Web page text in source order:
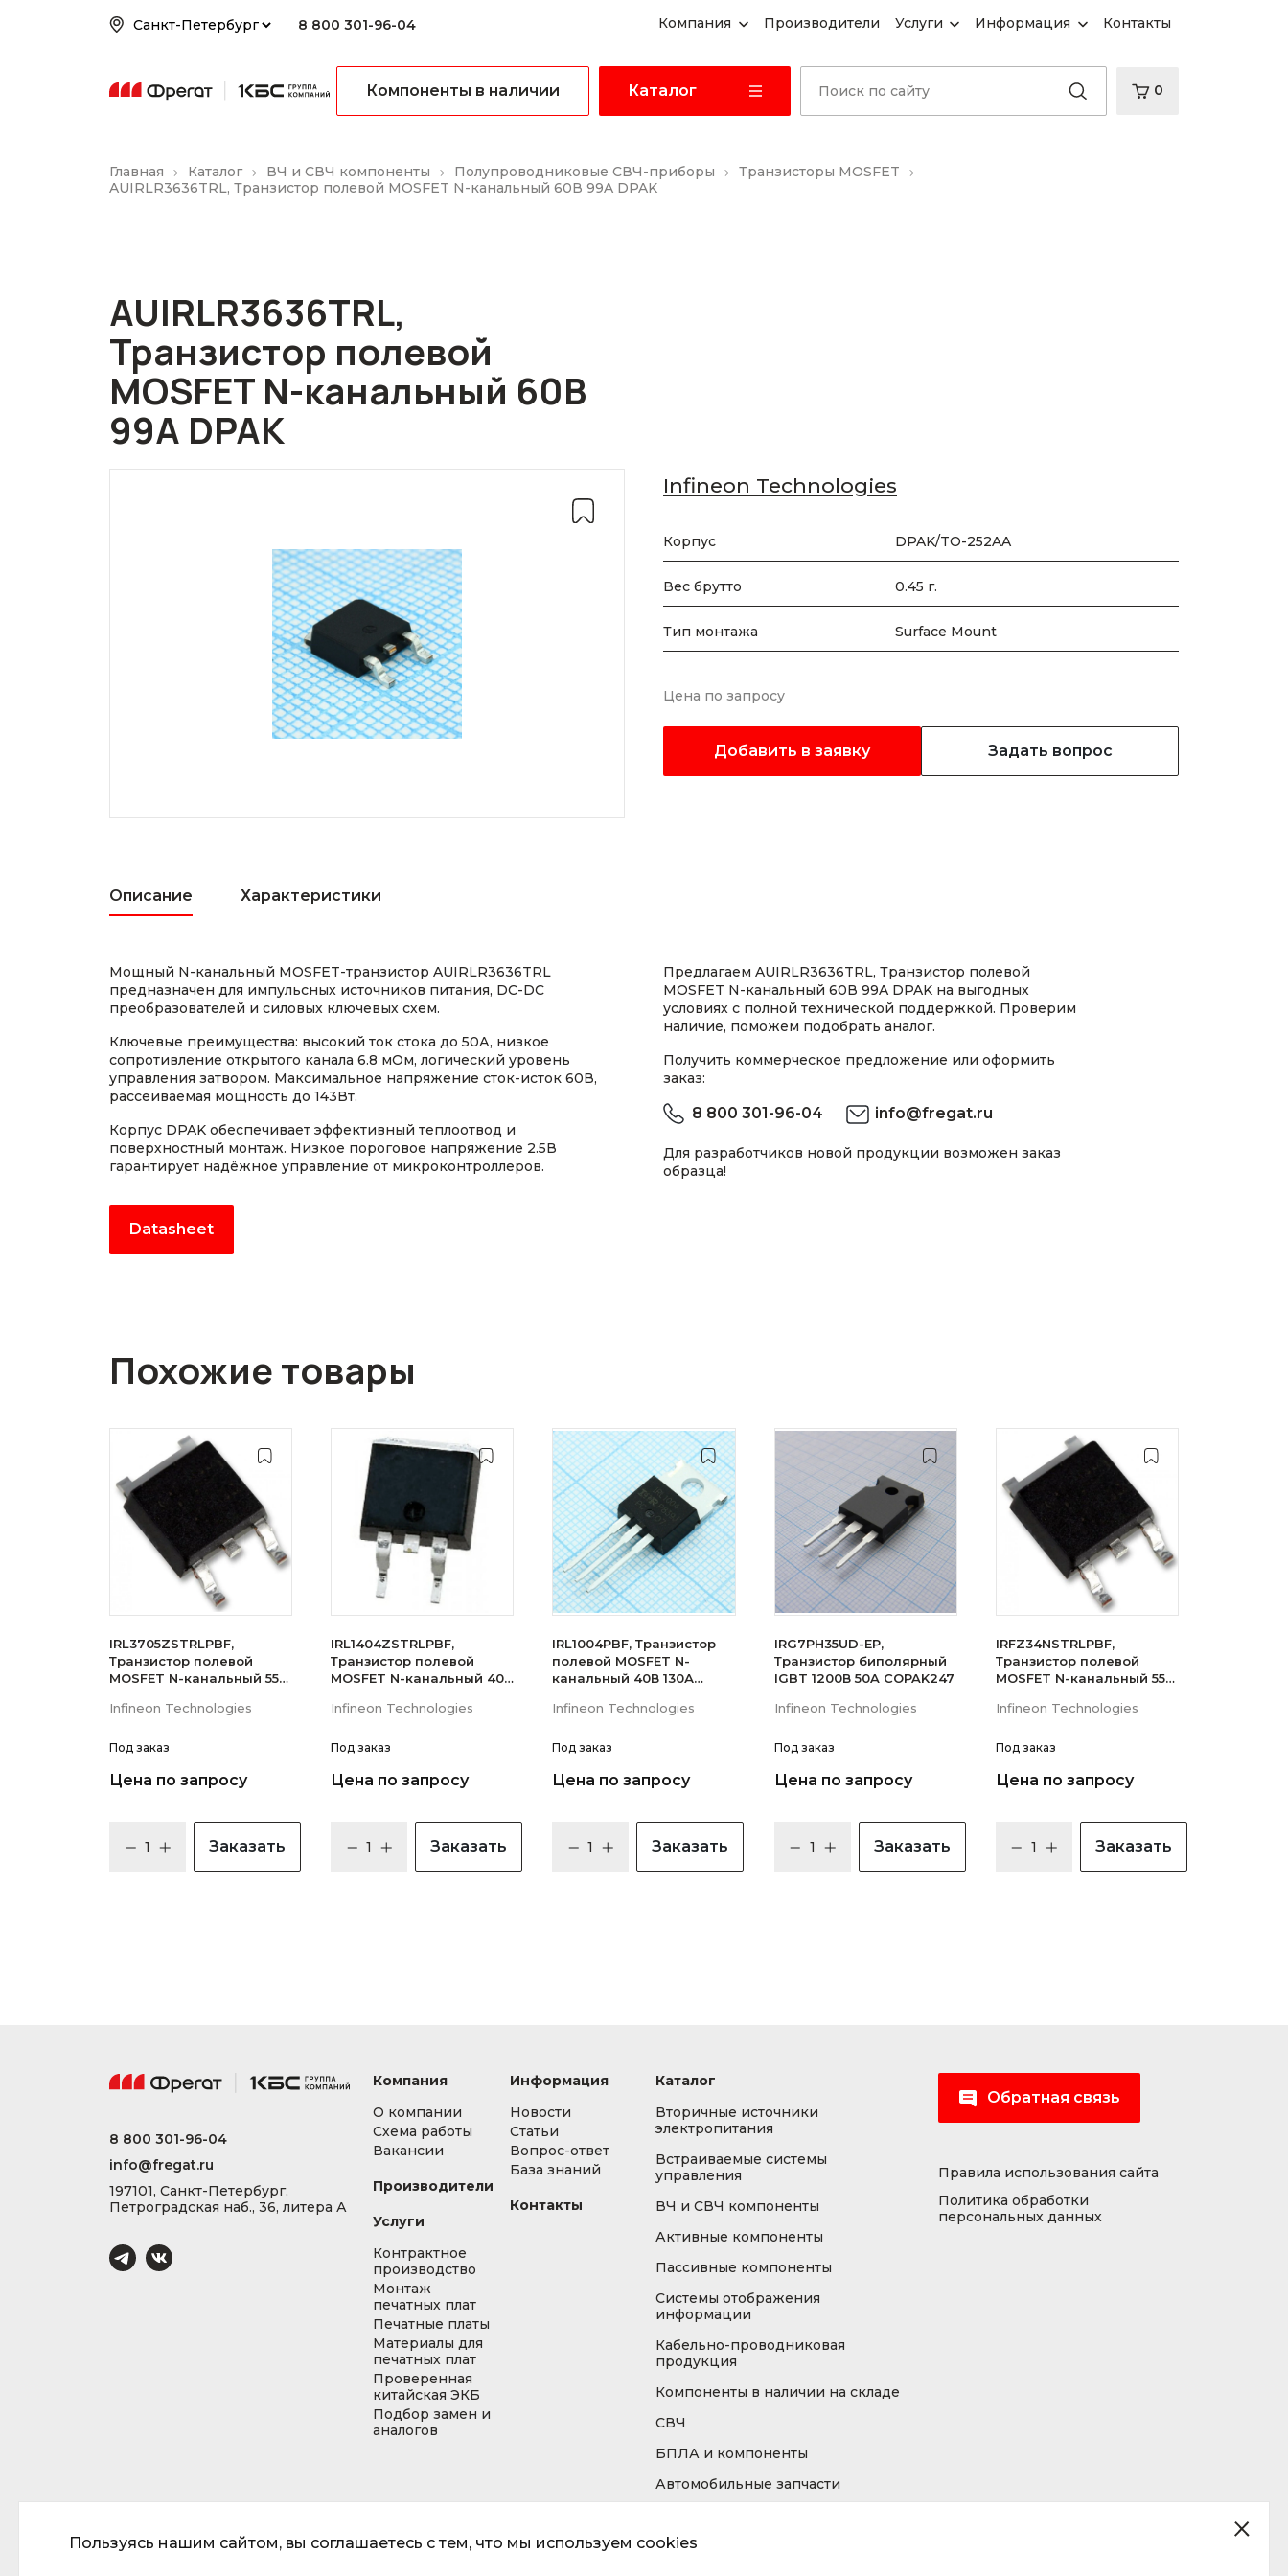
8 800 301-96-04 Компания Производители Услуги Информация Контакты
Компоненты в наличии Каталог 0
Главная Каталог ВЧ и СВЧ компоненты Полупроводниковые СВЧ-приборы
Транзисторы MOSFET
AUIRLR3636TRL, Транзистор полевой MOSFET N-канальный 60В 99A DPAK
AUIRLR3636TRL,
Транзистор полевой
MOSFET N-канальный 60В
99A DPAK
Infineon Technologies
Корпус DPAK/TO-252AA
Вес брутто 0.45 г.
Тип монтажа Surface Mount
Цена по запросу
Добавить в заявку Задать вопрос
Описание Характеристики
Мощный N-канальный MOSFET-транзистор AUIRLR3636TRL
предназначен для импульсных источников питания, DC-DC
преобразователей и силовых ключевых схем.
Ключевые преимущества: высокий ток стока до 50А, низкое
сопротивление открытого канала 6.8 мОм, логический уровень
управления затвором. Максимальное напряжение сток-исток 60В,
рассеиваемая мощность до 143Вт.
Корпус DPAK обеспечивает эффективный теплоотвод и
поверхностный монтаж. Низкое пороговое напряжение 2.5В
гарантирует надёжное управление от микроконтроллеров.
Datasheet
Предлагаем AUIRLR3636TRL, Транзистор полевой
MOSFET N-канальный 60В 99A DPAK на выгодных
условиях с полной технической поддержкой. Проверим
наличие, поможем подобрать аналог.
Получить коммерческое предложение или оформить
заказ:
8 800 301-96-04 info@fregat.ru
Для разработчиков новой продукции возможен заказ
образца!
Похожие товары
IRL3705ZSTRLPBF,
Транзистор полевой
MOSFET N-канальный 55В
Infineon Technologies
Под заказ
Цена по запросу
Заказать
IRL1404ZSTRLPBF,
Транзистор полевой
MOSFET N-канальный 40В
Infineon Technologies
Под заказ
Цена по запросу
Заказать
IRL1004PBF, Транзистор
полевой MOSFET N-
канальный 40В 130А
Infineon Technologies
Под заказ
Цена по запросу
Заказать
IRG7PH35UD-EP,
Транзистор биполярный
IGBT 1200В 50A COPAK247
Infineon Technologies
Под заказ
Цена по запросу
Заказать
IRFZ34NSTRLPBF,
Транзистор полевой
MOSFET N-канальный 55В
лента на катушке
Infineon Technologies
Под заказ
Цена по запросу
Заказать
Пользуясь нашим сайтом, вы соглашаетесь с тем, что мы используем cookies
8 800 301-96-04
info@fregat.ru
197101, Санкт-Петербург,
Петроградская наб., 36, литера А
Компания
О компании
Схема работы
Вакансии
Производители
Услуги
Контрактное
производство
Монтаж
печатных плат
Печатные платы
Материалы для
печатных плат
Проверенная
китайская ЭКБ
Подбор замен и
аналогов
Информация
Новости
Статьи
Вопрос-ответ
База знаний
Контакты
Каталог
Вторичные источники
электропитания
Встраиваемые системы
управления
ВЧ и СВЧ компоненты
Активные компоненты
Пассивные компоненты
Системы отображения
информации
Кабельно-проводниковая
продукция
Компоненты в наличии на складе
СВЧ
БПЛА и компоненты
Автомобильные запчасти
Обратная связь
Правила использования сайта
Политика обработки
персональных данных